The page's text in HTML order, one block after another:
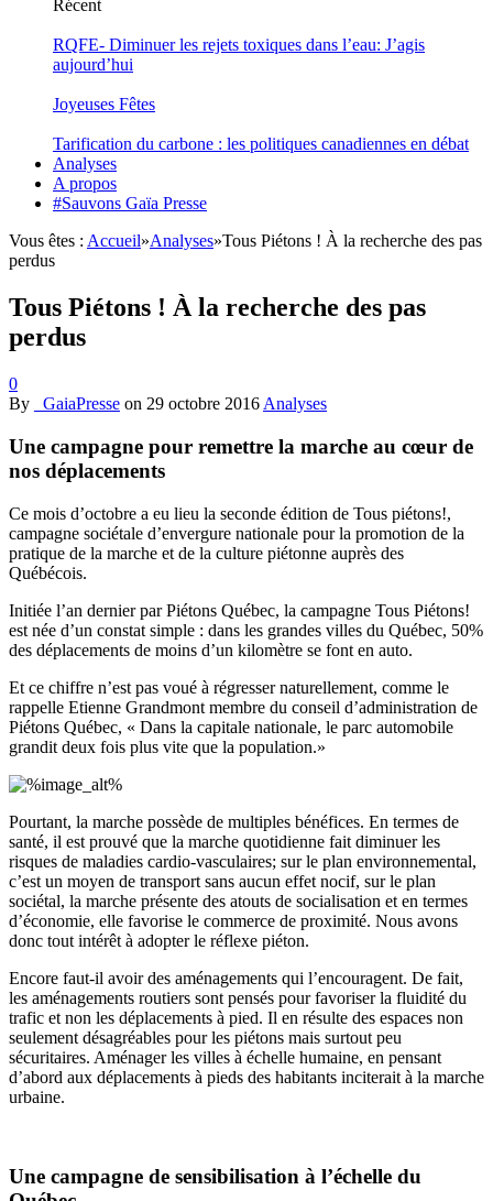
Récent
RQFE- Diminuer les rejets toxiques dans l’eau: J’agis
aujourd’hui
Joyeuses Fêtes
Tarification du carbone : les politiques canadiennes en débat
Analyses
A propos
#Sauvons Gaïa Presse
Vous êtes : Accueil»Analyses»Tous Piétons ! À la recherche des pas
perdus
Tous Piétons ! À la recherche des pas
perdus
0
By
_GaiaPresse on 29 octobre 2016 Analyses
Une campagne pour remettre la marche au cœur de
nos déplacements
Ce mois d’octobre a eu lieu la seconde édition de Tous piétons!,
campagne sociétale d’envergure nationale pour la promotion de la
pratique de la marche et de la culture piétonne auprès des
Québécois.
Initiée l’an dernier par Piétons Québec, la campagne Tous Piétons!
est née d’un constat simple : dans les grandes villes du Québec, 50%
des déplacements de moins d’un kilomètre se font en auto.
Et ce chiffre n’est pas voué à régresser naturellement, comme le
rappelle Etienne Grandmont membre du conseil d’administration de
Piétons Québec, « Dans la capitale nationale, le parc automobile
grandit deux fois plus vite que la population.»
Pourtant, la marche possède de multiples bénéfices. En termes de
santé, il est prouvé que la marche quotidienne fait diminuer les
risques de maladies cardio-vasculaires; sur le plan environnemental,
c’est un moyen de transport sans aucun effet nocif, sur le plan
sociétal, la marche présente des atouts de socialisation et en termes
d’économie, elle favorise le commerce de proximité. Nous avons
donc tout intérêt à adopter le réflexe piéton.
Encore faut-il avoir des aménagements qui l’encouragent. De fait,
les aménagements routiers sont pensés pour favoriser la fluidité du
trafic et non les déplacements à pied. Il en résulte des espaces non
seulement désagréables pour les piétons mais surtout peu
sécuritaires. Aménager les villes à échelle humaine, en pensant
d’abord aux déplacements à pieds des habitants inciterait à la marche
urbaine.
Une campagne de sensibilisation à l’échelle du